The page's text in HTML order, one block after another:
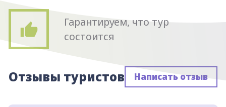
Гарантируем, что тур
состоится
Отзывы туристов Написать отзыв